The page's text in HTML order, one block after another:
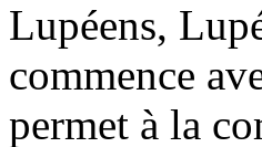
Lupéens,
commence
permet à la